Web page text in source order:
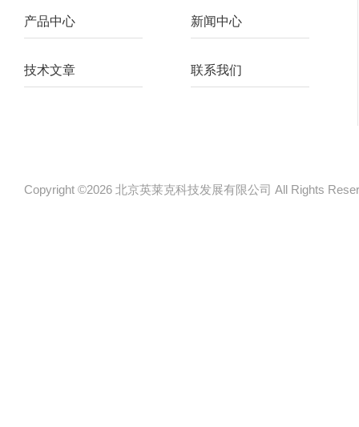
产品中心 新闻中心
技术文章 联系我们
Copyright ©2026 北京英莱克科技发展有限公司 All Rights